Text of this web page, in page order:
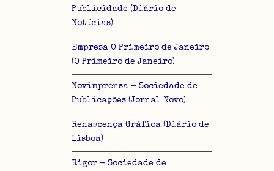
Publicidade (Diário de
Notícias)
Empresa O Primeiro de Janeiro
(O Primeiro de Janeiro)
Novimprensa - Sociedade de
Publicações (Jornal Novo)
Renascença Gráfica (Diário de
Lisboa)
Rigor - Sociedade de